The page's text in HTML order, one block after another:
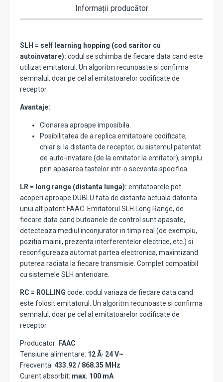
Informații producător
SLH = self learning hopping (cod saritor cu
autoinvatare): codul se schimba de fiecare data cand este
utilizat emitatorul. Un algoritm recunoaste si confirma
semnalul, doar pe cel al emitatoarelor codificate de
receptor.
Avantaje:
Clonarea aproape imposibila.
Posibilitatea de a replica emitatoare codificate,
chiar si la distanta de receptor, cu sistemul patentat
de auto-invatare (de la emitator la emitator), simplu
prin apasarea tastelor intr-o secventa specifica.
LR = long range (distanta lunga): emitatoarele pot
acoperi aproape DUBLU fata de distanta actuala datorita
unui alt patent FAAC. Emitatorul SLH Long Range, de
fiecare data cand butoanele de control sunt apasate,
detecteaza mediul inconjurator in timp real (de exemplu,
pozitia mainii, prezenta interferentelor electrice, etc.) si
reconfigureaza automat partea electronica, maximizand
puterea radiata la fiecare transmisie. Complet compatibil
cu sistemele SLH anterioare.
RC = ROLLING code: codul variaza de fiecare data cand
este folosit emitatorul. Un algoritm recunoaste si confirma
semnalul, doar pe cel al emitatoarelor codificate de
receptor.
Producator: FAAC
Tensiune alimentare: 12 Ã· 24 V~
Frecventa: 433.92 / 868.35 MHz
Curent absorbit: max. 100 mA